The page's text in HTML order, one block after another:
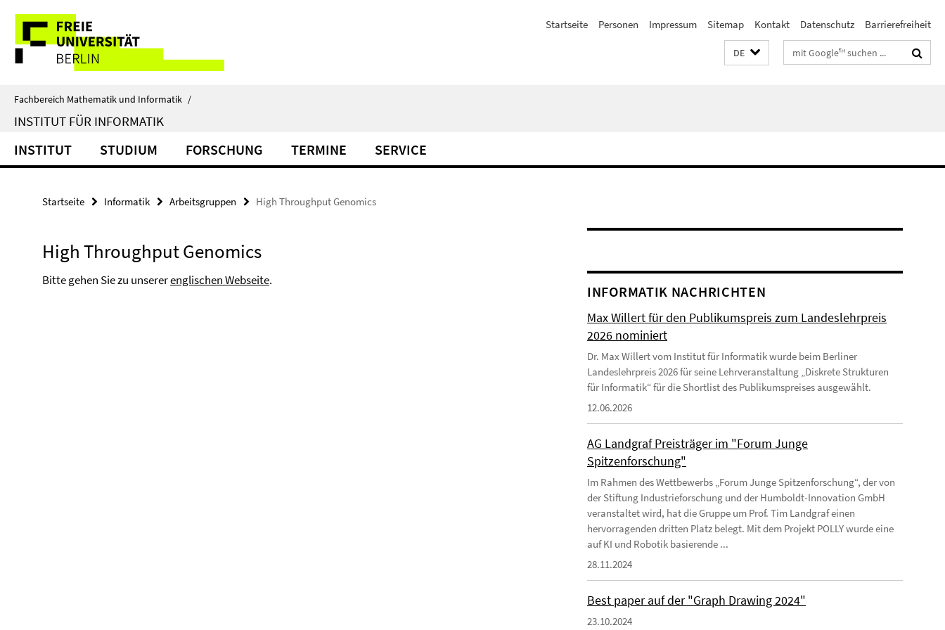
direkt
Inhalt
Service-
Navigation
Startseite Personen Impressum Sitemap Kontakt Datenschutz Barrierefreiheit
DE Suchbegriffe
Fachbereich Mathematik und Informatik /
INSTITUT FÜR INFORMATIK
INSTITUT STUDIUM FORSCHUNG TERMINE SERVICE
Startseite Informatik Arbeitsgruppen High Throughput Genomics
High Throughput Genomics
Bitte gehen Sie zu unsererenglischen Webseite.
INFORMATIK NACHRICHTEN
Max Willert für den Publikumspreis zum Landeslehrpreis
2026 nominiert
Dr. Max Willert vom Institut für Informatik wurde beim Berliner
Landeslehrpreis 2026 für seine Lehrveranstaltung „Diskrete Strukturen
für Informatik“ für die Shortlist des Publikumspreises ausgewählt.
12.06.2026
AG Landgraf Preisträger im "Forum Junge
Spitzenforschung"
Im Rahmen des Wettbewerbs „Forum Junge Spitzenforschung“, der von
der Stiftung Industrieforschung und der Humboldt-Innovation GmbH
veranstaltet wird, hat die Gruppe um Prof. Tim Landgraf einen
hervorragenden dritten Platz belegt. Mit dem Projekt POLLY wurde eine
auf KI und Robotik basierende ...
28.11.2024
Best paper auf der "Graph Drawing 2024"
23.10.2024